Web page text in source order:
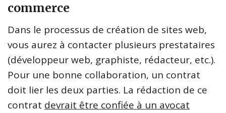
commerce
Dans le processus de création de sites web,
vous aurez à contacter plusieurs prestataires
(développeur web, graphiste, rédacteur, etc.).
Pour une bonne collaboration, un contrat
doit lier les deux parties. La rédaction de ce
contrat devrait être confiée à un avocat